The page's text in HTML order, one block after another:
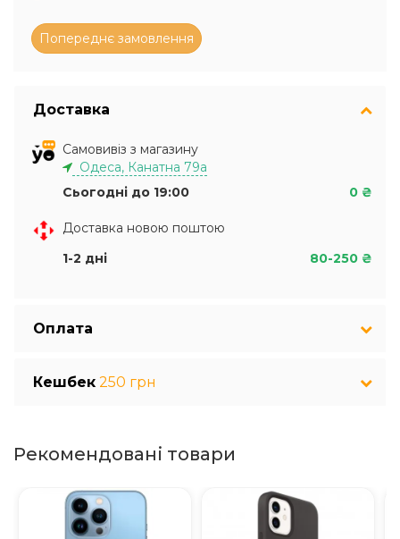
Доставка
Самовивіз з магазину
Одеса, Канатна 79а
Сьогодні до 19:00
0 ₴
Доставка новою поштою
1-2 дні
80-250 ₴
Оплата
Кешбек 250 грн
Рекомендовані товари